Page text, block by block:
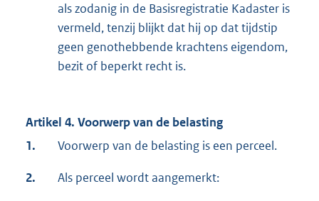
als zodanig in de Basisregistratie Kadaster is
vermeld, tenzij blijkt dat hij op dat tijdstip
geen genothebbende krachtens eigendom,
bezit of beperkt recht is.
Artikel 4. Voorwerp van de belasting
1.
Voorwerp van de belasting is een perceel.
2. Als perceel wordt aangemerkt: